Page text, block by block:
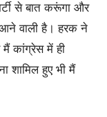
से बात करूंगा और
वाली है। हरक ने
कांग्रेस में ही
शामिल हुए भी मैं